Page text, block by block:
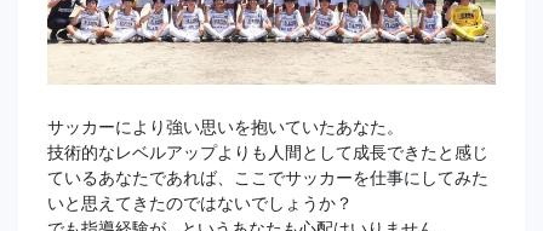
サッカーにより強い思いを抱いていたあなた。
技術的なレベルアップよりも人間として成長できたと感じ
ているあなたであれば、ここでサッカーを仕事にしてみた
いと思えてきたのではないでしょうか？